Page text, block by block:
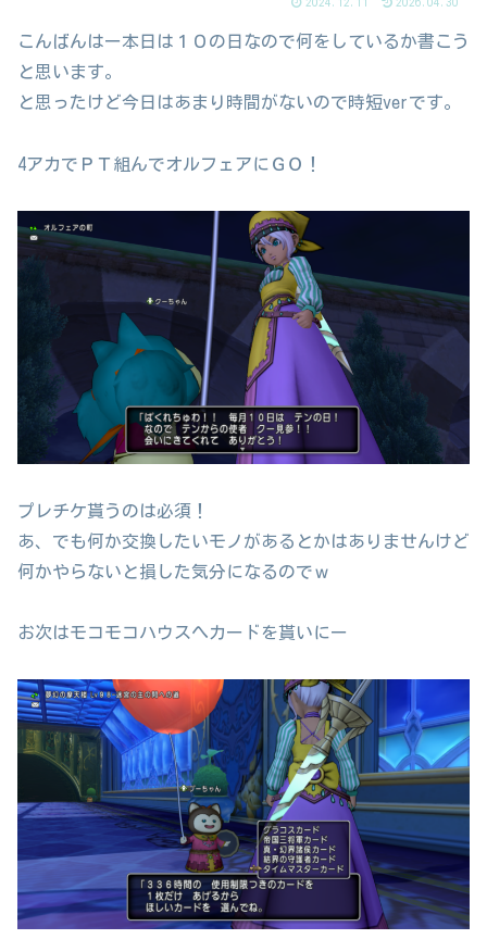
こんばんはー本日は１０の日なので何をしているか書こう
と思います。
と思ったけど今日はあまり時間がないので時短verです。
4アカでＰＴ組んでオルフェアにＧＯ！
プレチケ貰うのは必須！
あ、でも何か交換したいモノがあるとかはありませんけど
何かやらないと損した気分になるのでｗ
お次はモコモコハウスへカードを貰いにー